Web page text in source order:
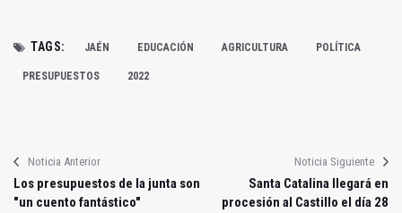
TAGS: JAÉN EDUCACIÓN AGRICULTURA POLÍTICA
PRESUPUESTOS 2022
Noticia Anterior
Los presupuestos de la junta son
"un cuento fantástico"
Noticia Siguiente
Santa Catalina llegará en
procesión al Castillo el día 28